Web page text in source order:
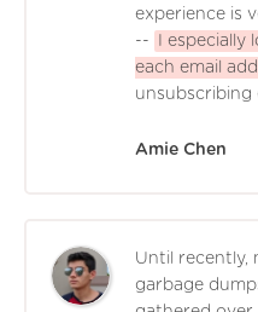
experience is
--
I
each email
unsubscribing
Amie Chen
Until recently,
garbage